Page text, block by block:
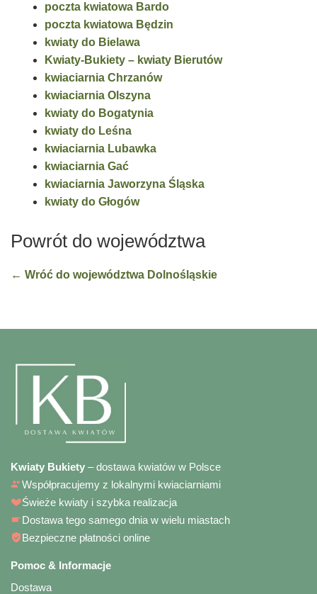
poczta kwiatowa Bardo
poczta kwiatowa Będzin
kwiaty do Bielawa
Kwiaty-Bukiety – kwiaty Bierutów
kwiaciarnia Chrzanów
kwiaciarnia Olszyna
kwiaty do Bogatynia
kwiaty do Leśna
kwiaciarnia Lubawka
kwiaciarnia Gać
kwiaciarnia Jaworzyna Śląska
kwiaty do Głogów
Powrót do województwa
← Wróć do województwa Dolnośląskie
Kwiaty Bukiety – dostawa kwiatów w Polsce
Współpracujemy z lokalnymi kwiaciarniami
Świeże kwiaty i szybka realizacja
Dostawa tego samego dnia w wielu miastach
Bezpieczne płatności online
Pomoc & Informacje
Dostawa